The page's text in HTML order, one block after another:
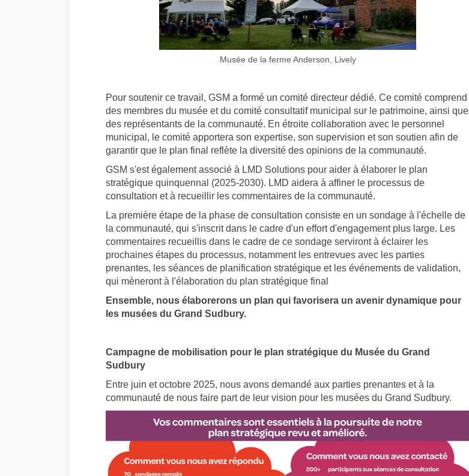
Musée de la ferme Anderson, Lively
Pour soutenir ce travail, GSM a formé un comité directeur dédié. Ce comité comprend
des membres du musée et du comité consultatif municipal sur le patrimoine, ainsi que
des représentants de la communauté. En étroite collaboration avec le personnel
municipal, le comité apportera son expertise, son supervision et son soutien afin de
garantir que le plan final reflète la diversité des opinions de la communauté.
GSM s'est également associé à LMD Solutions pour aider à élaborer le plan
stratégique quinquennal (2025-2030). LMD aidera à affiner le processus de
consultation et à recueillir les commentaires de la communauté.
La première étape de la phase de consultation consiste en un sondage à l'échelle de
la communauté, qui s'inscrit dans le cadre d'un effort d'engagement plus large. Les
commentaires recueillis dans le cadre de ce sondage serviront à éclairer les
prochaines étapes du processus, notamment les entrevues avec les parties
prenantes, les séances de planification stratégique et les événements de validation,
qui mèneront à l'élaboration du plan stratégique final
Ensemble, nous élaborerons un plan qui favorisera un avenir dynamique pour
les musées du Grand Sudbury.
Campagne de mobilisation pour le plan stratégique du Musée du Grand
Sudbury
Entre juin et octobre 2025, nous avons demandé aux parties prenantes et à la
communauté de nous faire part de leur vision pour les musées du Grand Sudbury.